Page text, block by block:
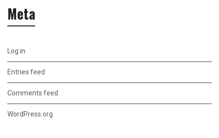
Meta
Log in
Entries feed
Comments feed
WordPress.org